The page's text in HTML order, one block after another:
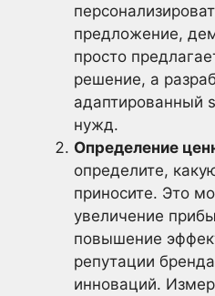
предложение,
просто
решение, а
адаптированный
нужд.
Определение
определите,
приносите. Это
увеличение
повышение
репутации
инноваций.